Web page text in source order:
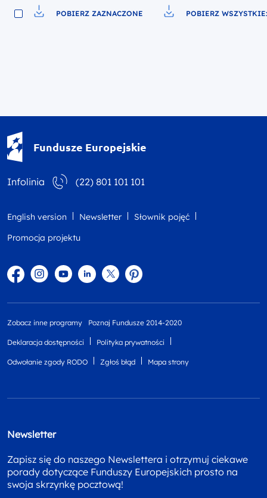
POBIERZ ZAZNACZONE POBIERZ
Fundusze Europejskie
Infolinia (22) 801 101 101
English version Newsletter
Słownik pojęć
Promocja projektu
FacebookInstagram
YouTubeLinkedintwitterPinterest
Zobacz inne programy Poznaj Fundusze 2014-2020
Deklaracja dostępności Polityka prywatności
Odwołanie zgody RODO Zgłoś błąd Mapa strony
Newsletter
Zapisz się do naszego Newslettera i otrzymuj ciekawe
porady dotyczące Funduszy Europejskich prosto na
swoja skrzynkę pocztową!